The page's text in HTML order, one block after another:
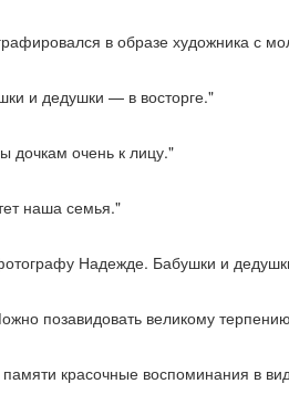
в образе художника с
и дедушки — в восторге."
дочкам очень к лицу."
наша семья."
Надежде. Бабушки и
позавидовать великому
красочные воспоминания в